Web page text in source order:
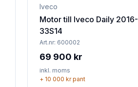
Iveco
Motor till Iveco Daily 2016-
33S14
Art.nr: 600002
69 900 kr
inkl. moms
+ 10 000 krpant